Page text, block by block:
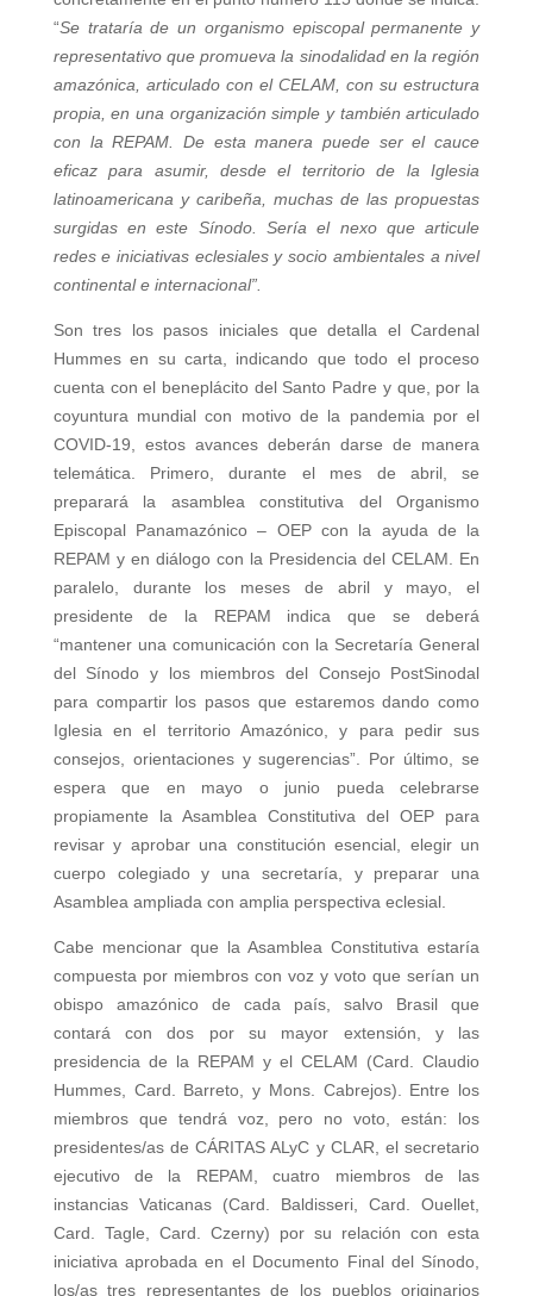
“Se trataría de un organismo episcopal permanente y
representativo que promueva la sinodalidad en la región
amazónica, articulado con el CELAM, con su estructura
propia, en una organización simple y también articulado
con la REPAM. De esta manera puede ser el cauce
eficaz para asumir, desde el territorio de la Iglesia
latinoamericana y caribeña, muchas de las propuestas
surgidas en este Sínodo. Sería el nexo que articule
redes e iniciativas eclesiales y socio ambientales a nivel
continental e internacional”.
Son tres los pasos iniciales que detalla el Cardenal
Hummes en su carta, indicando que todo el proceso
cuenta con el beneplácito del Santo Padre y que, por la
coyuntura mundial con motivo de la pandemia por el
COVID-19, estos avances deberán darse de manera
telemática. Primero, durante el mes de abril, se
preparará la asamblea constitutiva del Organismo
Episcopal Panamazónico – OEP con la ayuda de la
REPAM y en diálogo con la Presidencia del CELAM. En
paralelo, durante los meses de abril y mayo, el
presidente de la REPAM indica que se deberá
“mantener una comunicación con la Secretaría General
del Sínodo y los miembros del Consejo PostSinodal
para compartir los pasos que estaremos dando como
Iglesia en el territorio Amazónico, y para pedir sus
consejos, orientaciones y sugerencias”. Por último, se
espera que en mayo o junio pueda celebrarse
propiamente la Asamblea Constitutiva del OEP para
revisar y aprobar una constitución esencial, elegir un
cuerpo colegiado y una secretaría, y preparar una
Asamblea ampliada con amplia perspectiva eclesial.
Cabe mencionar que la Asamblea Constitutiva estaría
compuesta por miembros con voz y voto que serían un
obispo amazónico de cada país, salvo Brasil que
contará con dos por su mayor extensión, y las
presidencia de la REPAM y el CELAM (Card. Claudio
Hummes, Card. Barreto, y Mons. Cabrejos). Entre los
miembros que tendrá voz, pero no voto, están: los
presidentes/as de CÁRITAS ALyC y CLAR, el secretario
ejecutivo de la REPAM, cuatro miembros de las
instancias Vaticanas (Card. Baldisseri, Card. Ouellet,
Card. Tagle, Card. Czerny) por su relación con esta
iniciativa aprobada en el Documento Final del Sínodo,
los/as tres representantes de los pueblos originarios